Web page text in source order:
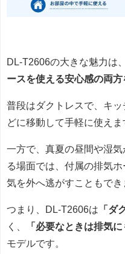
DL-T2606の大きな魅力は、
ースを使える安心感の両
普段はダクトレスで、キ
どに移動して手軽に使えま
一方で、真夏の昼間や湿
る場面では、付属の排気
気を外へ逃がすこともでき
つまり、DL-T2606は 「ダ
く、
「必要なときは排気に
モデルです。